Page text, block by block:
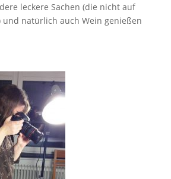
leckere Sachen (die nicht auf
natürlich auch Wein genießen